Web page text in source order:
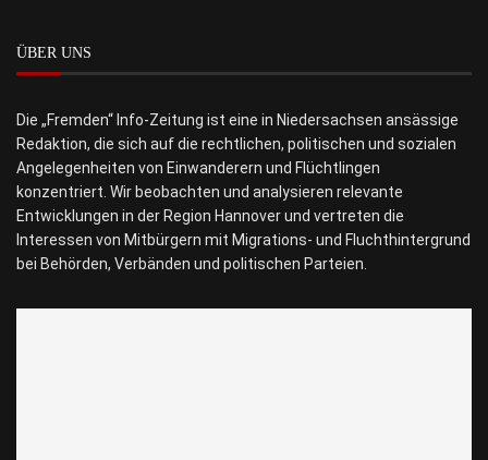
ÜBER UNS
Die „Fremden“ Info-Zeitung ist eine in Niedersachsen ansässige
Redaktion, die sich auf die rechtlichen, politischen und sozialen
Angelegenheiten von Einwanderern und Flüchtlingen
konzentriert. Wir beobachten und analysieren relevante
Entwicklungen in der Region Hannover und vertreten die
Interessen von Mitbürgern mit Migrations- und Fluchthintergrund
bei Behörden, Verbänden und politischen Parteien.